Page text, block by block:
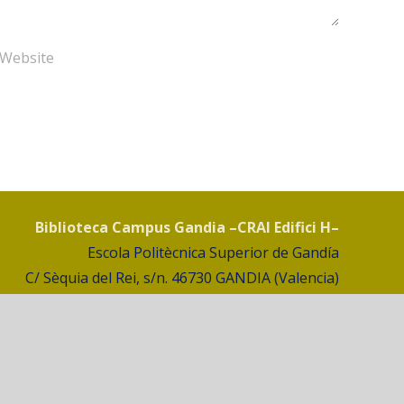
Biblioteca Campus Gandia –CRAI Edifici H–
Escola Politècnica Superior de Gandía
C/ Sèquia del Rei, s/n. 46730 GANDIA (Valencia)